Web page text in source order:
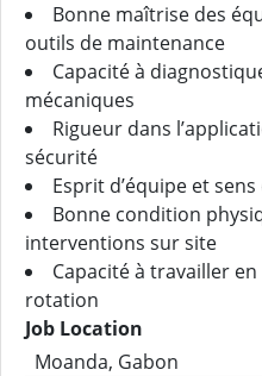
Bonne maîtrise des
outils de maintenance
Capacité à
mécaniques
Rigueur dans
sécurité
Esprit d’équipe et
Bonne condition
interventions sur site
Capacité à travailler
rotation
Job Location
Moanda, Gabon